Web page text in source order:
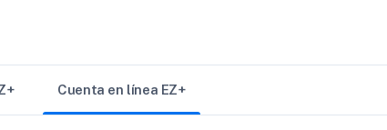
Cuenta en línea EZ+